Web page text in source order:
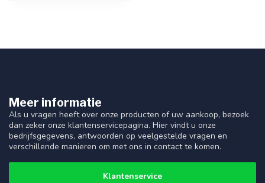
Meer informatie
Als u vragen heeft over onze producten of uw aankoop, bezoek
dan zeker onze klantenservicepagina. Hier vindt u onze
bedrijfsgegevens, antwoorden op veelgestelde vragen en
verschillende manieren om met ons in contact te komen.
Klantenservice